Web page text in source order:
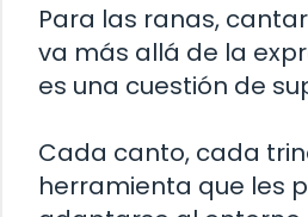
Para las ranas,
va más allá de la
es una cuestión de
Cada canto, cada
herramienta que les